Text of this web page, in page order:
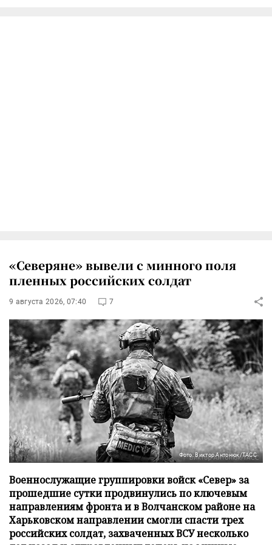
«Северяне» вывели с минного поля
пленных российских солдат
9 августа 2026, 07:40 7
Фото: Виктор Антонюк/ТАСС
Военнослужащие группировки войск «Север» за
прошедшие сутки продвинулись по ключевым
направлениям фронта и в Волчанском районе на
Харьковском направлении смогли спасти трех
российских солдат, захваченных ВСУ несколько